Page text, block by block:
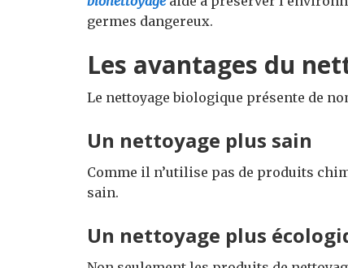
germes dangereux.
Les avantages du
Le nettoyage biologique présente de
Un nettoyage plus sain
Comme il n’utilise pas de produits
sain.
Un nettoyage plus